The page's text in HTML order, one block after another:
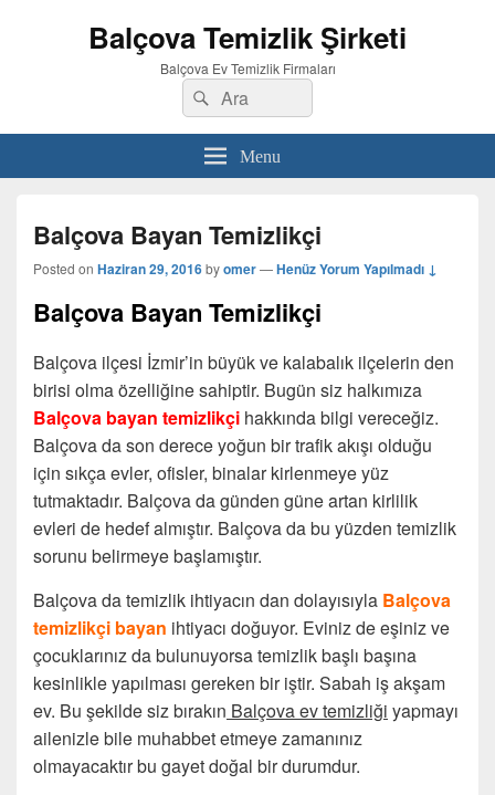
Balçova Temizlik Şirketi
Balçova Ev Temizlik Firmaları
Search
for:
Ara
Menu
Balçova Bayan Temizlikçi
Posted on Haziran 29, 2016byomer—Henüz Yorum Yapılmadı ↓
Balçova Bayan Temizlikçi
Balçova ilçesi İzmir’in büyük ve kalabalık ilçelerin den
birisi olma özelliğine sahiptir. Bugün siz halkımıza
Balçova bayan temizlikçi hakkında bilgi vereceğiz.
Balçova da son derece yoğun bir trafik akışı olduğu
için sıkça evler, ofisler, binalar kirlenmeye yüz
tutmaktadır. Balçova da günden güne artan kirlilik
evleri de hedef almıştır. Balçova da bu yüzden temizlik
sorunu belirmeye başlamıştır.
Balçova da temizlik ihtiyacın dan dolayısıyla Balçova
temizlikçi bayan ihtiyacı doğuyor. Eviniz de eşiniz ve
çocuklarınız da bulunuyorsa temizlik başlı başına
kesinlikle yapılması gereken bir iştir. Sabah iş akşam
ev. Bu şekilde siz bırakın Balçova ev temizliği yapmayı
ailenizle bile muhabbet etmeye zamanınız
olmayacaktır bu gayet doğal bir durumdur.